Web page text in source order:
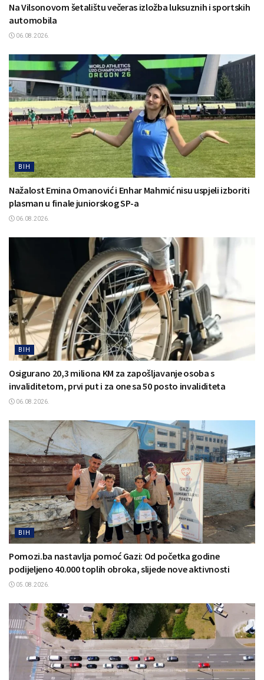
Na Vilsonovom šetalištu večeras izložba luksuznih i sportskih
automobila
06.08.2026.
BIH
Nažalost Emina Omanović i Enhar Mahmić nisu uspjeli izboriti
plasman u finale juniorskog SP-a
06.08.2026.
BIH
Osigurano 20,3 miliona KM za zapošljavanje osoba s
invaliditetom, prvi put i za one sa 50 posto invaliditeta
06.08.2026.
BIH
Pomozi.ba nastavlja pomoć Gazi: Od početka godine
podijeljeno 40.000 toplih obroka, slijede nove aktivnosti
05.08.2026.